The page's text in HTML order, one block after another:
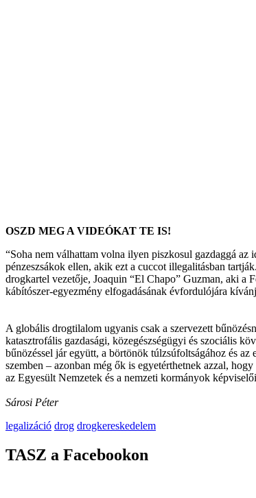
OSZD MEG A VIDEÓKAT TE IS!
“Soha nem válhattam volna ilyen piszkosul gazdaggá
pénzeszsákok ellen, akik ezt a cuccot illegalitásban
drogkartel vezetője, Joaquin “El Chapo” Guzman, aki a
kábítószer-egyezmény elfogadásának évfordulójára
A globális drogtilalom ugyanis csak a szervezett
katasztrofális gazdasági, közegészségügyi és szociális
bűnözéssel jár együtt, a börtönök túlzsúfoltságához és
szemben – azonban még ők is egyetérthetnek azzal,
az Egyesült Nemzetek és a nemzeti kormányok
Sárosi Péter
legalizáció drog drogkereskedelem
TASZ a Facebookon